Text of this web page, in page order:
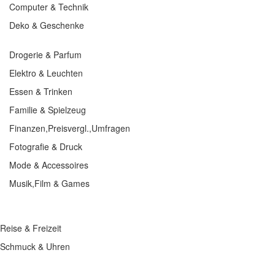
Computer & Technik
Deko & Geschenke
Drogerie & Parfum
Elektro & Leuchten
Essen & Trinken
Familie & Spielzeug
Finanzen,Preisvergl.,Umfragen
Fotografie & Druck
Mode & Accessoires
Musik,Film & Games
Reise & Freizeit
Schmuck & Uhren